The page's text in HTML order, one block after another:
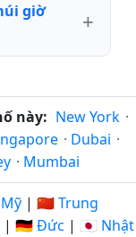
giờ
này: New York ·
· Dubai ·
· Mumbai
| 🇨🇳 Trung
| 🇩🇪 Đức | 🇯🇵 Nhật